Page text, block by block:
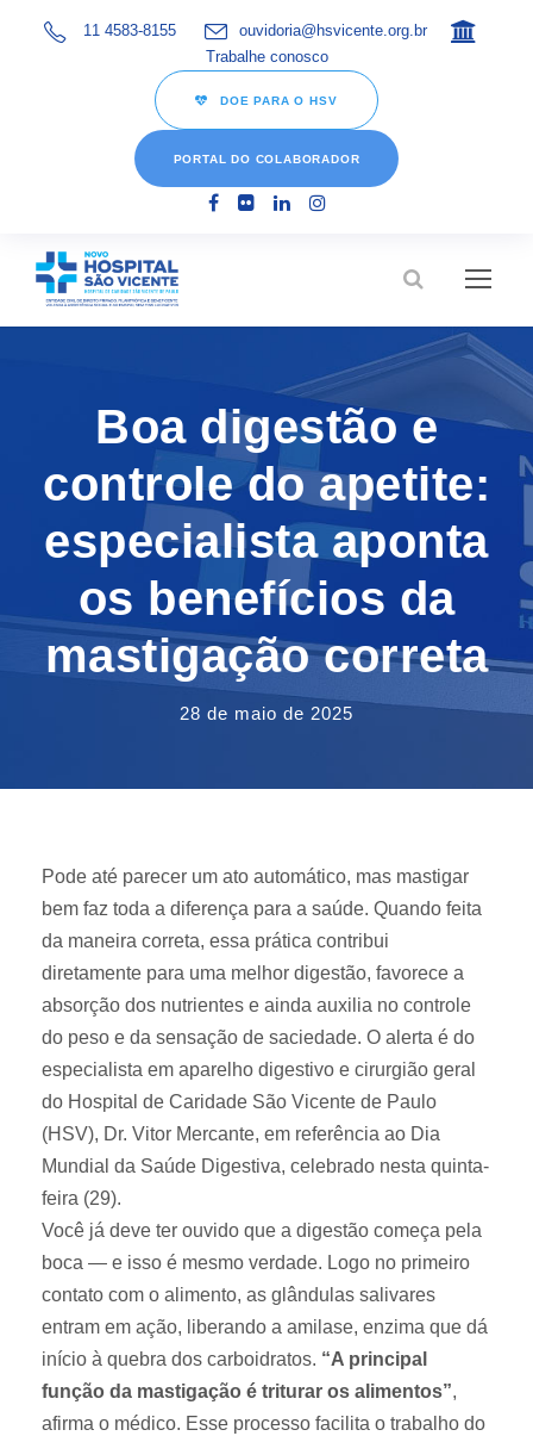
11 4583-8155
ouvidoria@hsvicente.org.br
Trabalhe conosco
DOE PARA O HSV
PORTAL DO COLABORADOR
Boa digestão e
controle do apetite:
especialista aponta
os benefícios da
mastigação correta
28 de maio de 2025
Pode até parecer um ato automático, mas mastigar
bem faz toda a diferença para a saúde. Quando feita
da maneira correta, essa prática contribui
diretamente para uma melhor digestão, favorece a
absorção dos nutrientes e ainda auxilia no controle
do peso e da sensação de saciedade. O alerta é do
especialista em aparelho digestivo e cirurgião geral
do Hospital de Caridade São Vicente de Paulo
(HSV), Dr. Vitor Mercante, em referência ao Dia
Mundial da Saúde Digestiva, celebrado nesta quinta-
feira (29).
Você já deve ter ouvido que a digestão começa pela
boca — e isso é mesmo verdade. Logo no primeiro
contato com o alimento, as glândulas salivares
entram em ação, liberando a amilase, enzima que dá
início à quebra dos carboidratos. “A principal
função da mastigação é triturar os alimentos”,
afirma o médico. Esse processo facilita o trabalho do